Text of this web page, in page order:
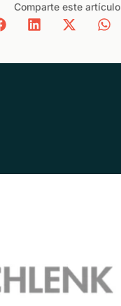
Comparte este artículo